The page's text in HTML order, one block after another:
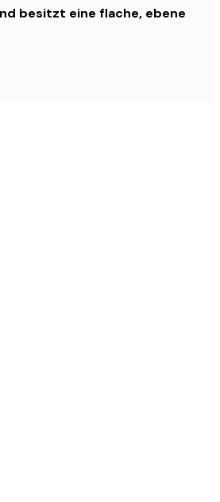
besitzt eine flache, ebene